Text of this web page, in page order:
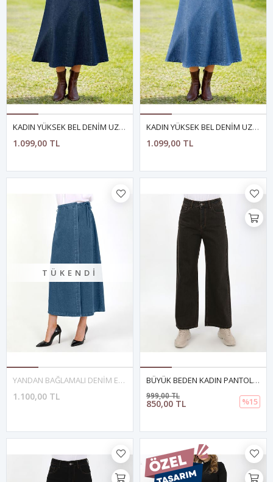
KADIN YÜKSEK BEL DENİM UZUN ETEK- MAVİ
1.099,00 TL
KADIN YÜKSEK BEL DENİM UZUN ETEK- AÇIK MAVİ
1.099,00 TL
TÜKENDI
YANDAN BAĞLAMALI DENİM ETEK- AÇIK MAVİ
1.100,00 TL
BÜYÜK BEDEN KADIN PANTOLON- KAHVE
850,00 TL
999,00 TL
%15